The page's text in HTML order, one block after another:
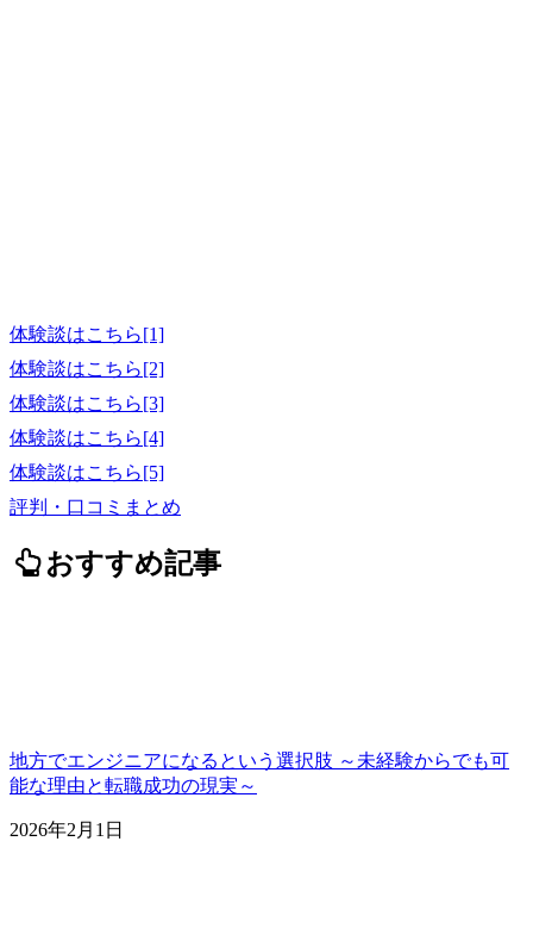
体験談はこちら[1]
体験談はこちら[2]
体験談はこちら[3]
体験談はこちら[4]
体験談はこちら[5]
評判・口コミまとめ
おすすめ記事
地方でエンジニアになるという選択肢 ～未経験からでも可
能な理由と転職成功の現実～
2026年2月1日